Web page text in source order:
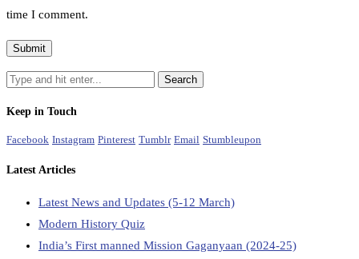
time I comment.
Keep in Touch
Facebook Instagram Pinterest Tumblr Email Stumbleupon
Latest Articles
Latest News and Updates (5-12 March)
Modern History Quiz
India’s First manned Mission Gaganyaan (2024-25)